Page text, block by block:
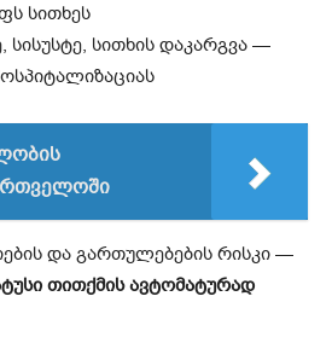
სითხეს
სისუსტე, სითხის დაკარგვა —
და გართულებების რისკი —
თითქმის ავტომატურად